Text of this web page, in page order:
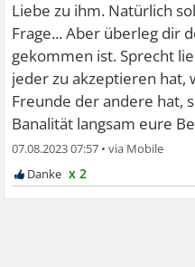
Liebe zu ihm. Natürlich
Frage... Aber überleg dir
gekommen ist. Sprecht
jeder zu akzeptieren hat,
Freunde der andere hat,
Banalität langsam eure
07.08.2023 07:57 •
x 2